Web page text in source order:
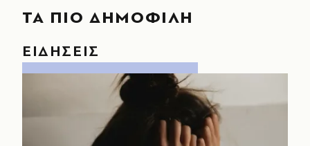
ΤΑ ΠΙΟ ΔΗΜΟΦΙΛΗ
ΕΙΔΗΣΕΙΣ